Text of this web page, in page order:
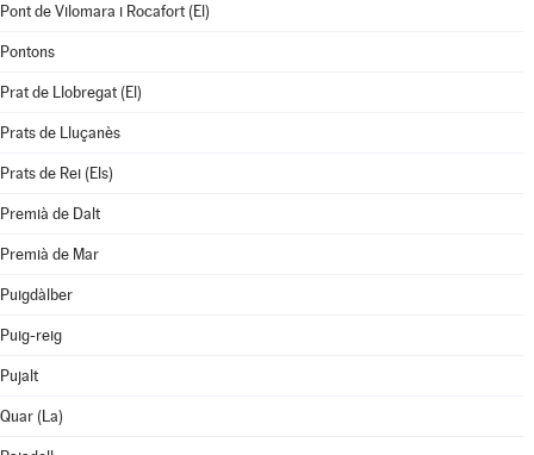
Pont de Vilomara i Rocafort (El)
Pontons
Prat de Llobregat (El)
Prats de Lluçanès
Prats de Rei (Els)
Premià de Dalt
Premià de Mar
Puigdàlber
Puig-reig
Pujalt
Quar (La)